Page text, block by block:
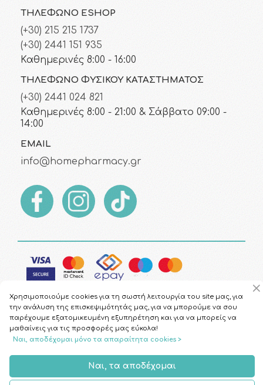
ΤΗΛΈΦΩΝΟ ESHOP
(+30) 215 215 1737
(+30) 2441 151 935
Καθημερινές 8:00 - 16:00
ΤΗΛΈΦΩΝΟ ΦΥΣΙΚΟΎ ΚΑΤΑΣΤΉΜΑΤΟΣ
(+30) 2441 024 821
Καθημερινές 8:00 - 21:00 & Σάββατο 09:00 -
14:00
EMAIL
info@homepharmacy.gr
Copyright © 2026HomePharmacy.gr
Χρησιμοποιούμε cookies για τη σωστή λειτουργία του site μας, για
την ανάλυση της επισκεψιμότητάς μας, για να μπορούμε να σου
παρέχουμε εξατομικευμένη εξυπηρέτηση και για να μπορείς να
μαθαίνεις για τις προσφορές μας εύκολα!
Ναι, αποδέχομαι μόνο τα απαραίτητα cookies >
Ναι, τα αποδέχομαι